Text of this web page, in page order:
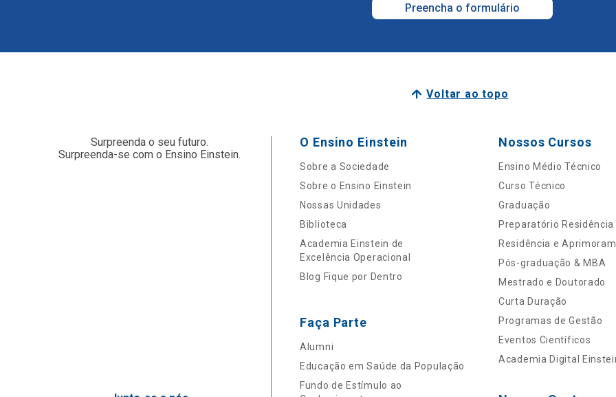
Preencha o formulário
Voltar ao topo
Surpreenda o seu futuro.
Surpreenda-se com o Ensino Einstein.
O Ensino Einstein
Sobre a Sociedade
Sobre o Ensino Einstein
Nossas Unidades
Biblioteca
Academia Einstein de
Excelência Operacional
Blog Fique por Dentro
Faça Parte
Alumni
Educação em Saúde da População
Fundo de Estímulo ao
Nossos Cursos
Ensino Médio Técnico
Curso Técnico
Graduação
Preparatório Residência
Residência e
Pós-graduação & MBA
Mestrado e Doutorado
Curta Duração
Programas de Gestão
Eventos Científicos
Academia Digital